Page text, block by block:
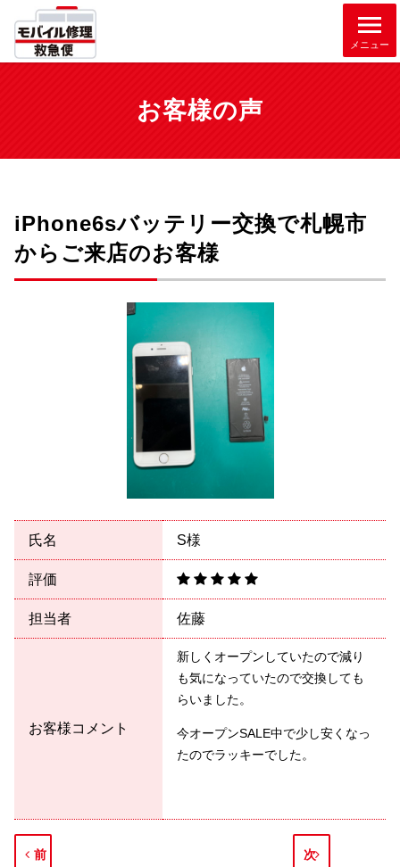
メニュー
お客様の声
iPhone6sバッテリー交換で札幌市
からご来店のお客様
氏名 S様
評価
担当者 佐藤
お客様コメント
新しくオープンしていたので減り
も気になっていたので交換しても
らいました。
今オープンSALE中で少し安くなっ
たのでラッキーでした。
前
次